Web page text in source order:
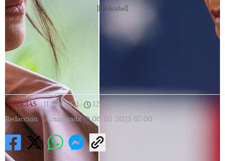
[Publicidad]
NOTICIAS | 11/08/2021 | 12:03
Redacción | Actualizada 06/05/2023 07:00